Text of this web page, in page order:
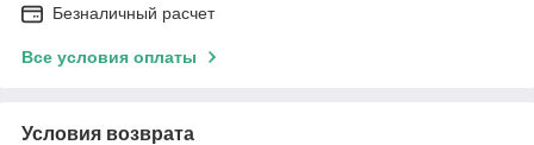
Безналичный расчет
Все условия оплаты
Условия возврата